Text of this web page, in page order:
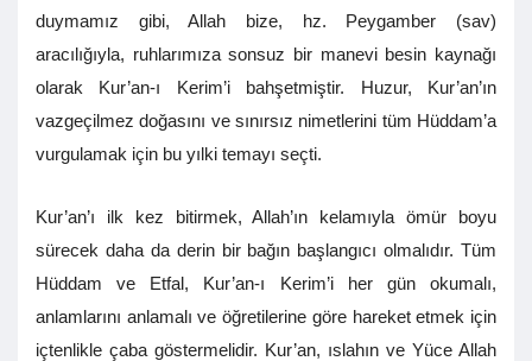
duymamız gibi, Allah bize, hz. Peygamber (sav)
aracılığıyla, ruhlarımıza sonsuz bir manevi besin kaynağı
olarak Kur’an-ı Kerim’i bahşetmiştir. Huzur, Kur’an’ın
vazgeçilmez doğasını ve sınırsız nimetlerini tüm Hüddam’a
vurgulamak için bu yılki temayı seçti.
Kur’an’ı ilk kez bitirmek, Allah’ın kelamıyla ömür boyu
sürecek daha da derin bir bağın başlangıcı olmalıdır. Tüm
Hüddam ve Etfal, Kur’an-ı Kerim’i her gün okumalı,
anlamlarını anlamalı ve öğretilerine göre hareket etmek için
içtenlikle çaba göstermelidir. Kur’an, ıslahın ve Yüce Allah